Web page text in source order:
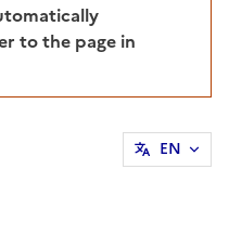
to the page in
EN